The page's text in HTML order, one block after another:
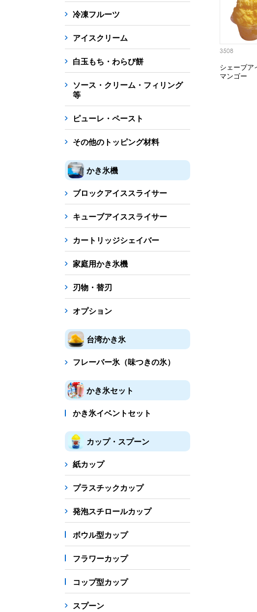
冷凍フルーツ
アイスクリーム
白玉もち・わらび餅
ソース・クリーム・フィリング
等
ピューレ・ペースト
その他のトッピング材料
かき氷機
ブロックアイススライサー
キューブアイススライサー
カートリッジシェイバー
家庭用かき氷機
刃物・替刃
オプション
台湾かき氷
フレーバー氷（味つきの氷）
かき氷セット
かき氷イベントセット
カップ・スプーン
紙カップ
プラスチックカップ
発泡スチロールカップ
ボウル型カップ
フラワーカップ
コップ型カップ
スプーン
3508
シェーブア
マンゴー